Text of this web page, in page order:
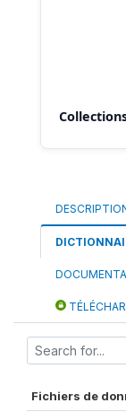
Fichiers de